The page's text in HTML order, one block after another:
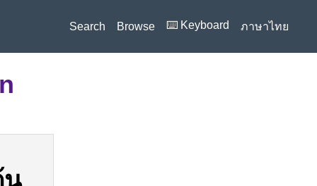
Search Browse ⌨️ Keyboard ภาษาไทย
น